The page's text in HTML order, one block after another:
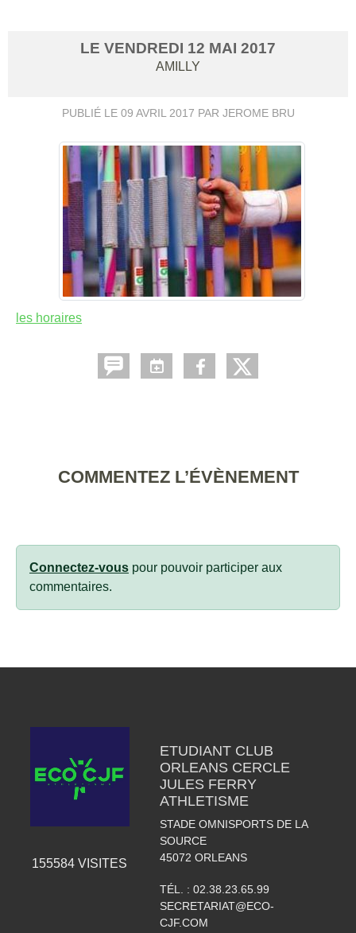
LE VENDREDI 12 MAI 2017
AMILLY
PUBLIÉ LE 09 AVRIL 2017 PAR JEROME BRU
les horaires
COMMENTEZ L’ÉVÈNEMENT
Connectez-vous pour pouvoir participer aux
commentaires.
155584 VISITES
ETUDIANT CLUB
ORLEANS CERCLE
JULES FERRY
ATHLETISME
STADE OMNISPORTS DE LA
SOURCE
45072 ORLEANS
TÉL. : 02.38.23.65.99
SECRETARIAT@ECO-
CJF.COM